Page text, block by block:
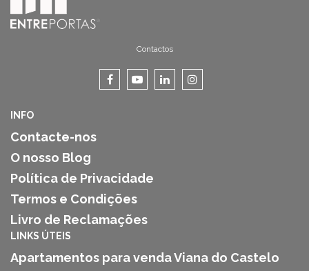
Contactos
INFO
Contacte-nos
O nosso Blog
Política de Privacidade
Termos e Condições
Livro de Reclamações
LINKS ÚTEIS
Apartamentos para venda Viana do Castelo